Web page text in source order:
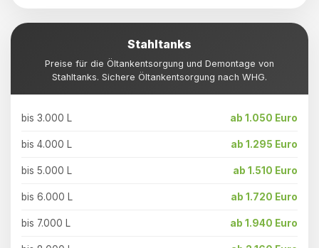
Stahltanks
Preise für die Öltankentsorgung und Demontage von
Stahltanks. Sichere Öltankentsorgung nach WHG.
bis 3.000 L ab 1.050 Euro
bis 4.000 L ab 1.295 Euro
bis 5.000 L ab 1.510 Euro
bis 6.000 L ab 1.720 Euro
bis 7.000 L ab 1.940 Euro